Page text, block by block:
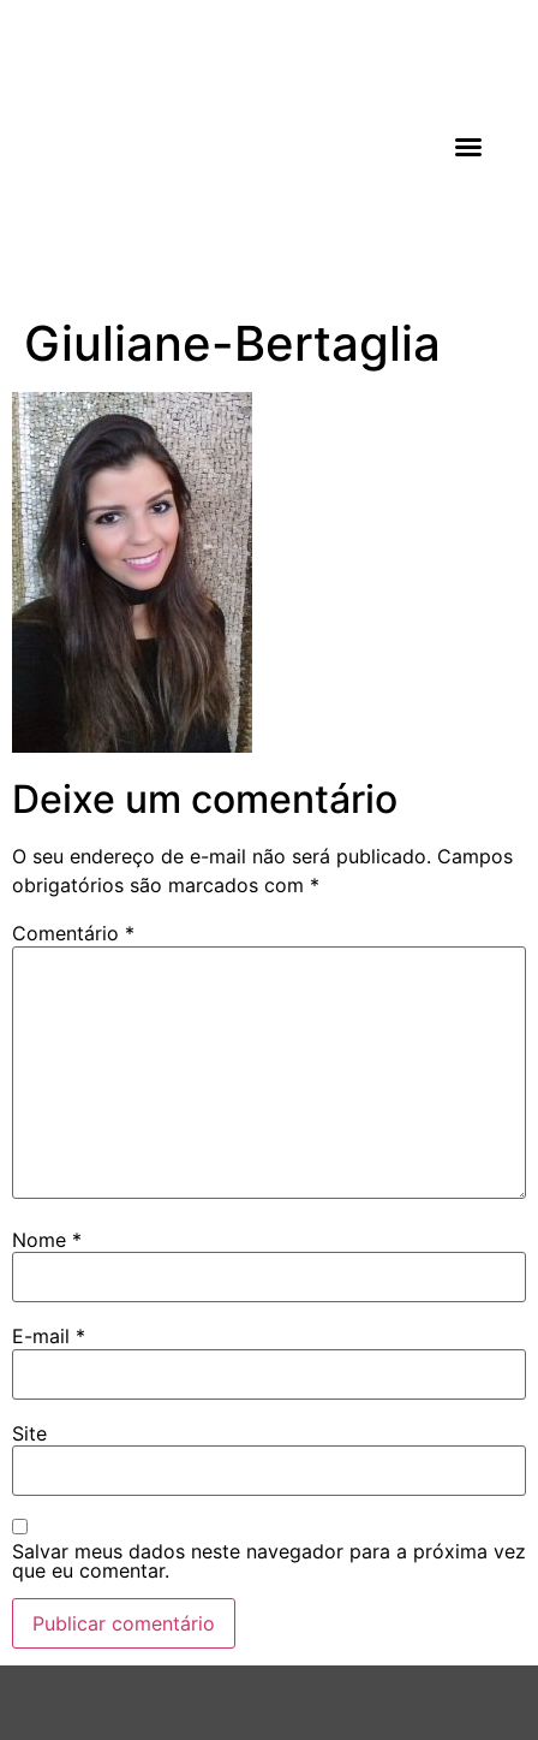
Giuliane-Bertaglia
Deixe um comentário
O seu endereço de e-mail não será publicado. Campos
obrigatórios são marcados com *
Comentário *
Nome *
E-mail *
Site
Salvar meus dados neste navegador para a próxima vez
que eu comentar.